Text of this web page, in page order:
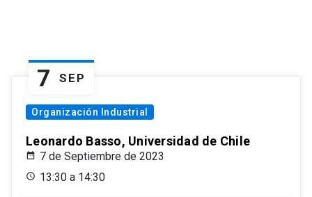
7 SEP
Organización Industrial
Leonardo Basso, Universidad de Chile
7 de Septiembre de 2023
13:30 a 14:30